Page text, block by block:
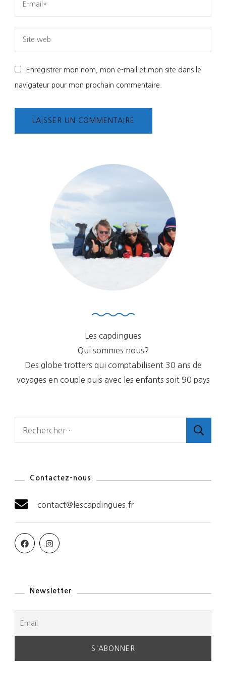
Enregistrer mon nom, mon e-mail et mon site dans le
navigateur pour mon prochain commentaire.
Les capdingues
Qui sommes nous?
Des globe trotters qui comptabilisent 30 ans de
voyages en couple puis avec les enfants soit 90 pays
Contactez-nous
contact@lescapdingues.fr
Newsletter